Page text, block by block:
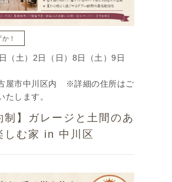
！
（土）2日（日）8日（土）9日
屋市中川区内 ※詳細の住所はご
たします。
制】ガレージと土間のあ
しむ家 in 中川区